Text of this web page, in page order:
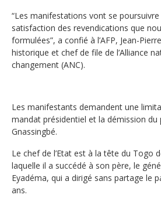
“Les manifestations vont se poursuivre
satisfaction des revendications que
formulées”, a confié à l’AFP, Jean-
historique et chef de file de l’Alliance
changement (ANC).
Les manifestants demandent une
mandat présidentiel et la démission du
Gnassingbé.
Le chef de l’Etat est à la tête du Togo
laquelle il a succédé à son père, le
Eyadéma, qui a dirigé sans partage le
ans.